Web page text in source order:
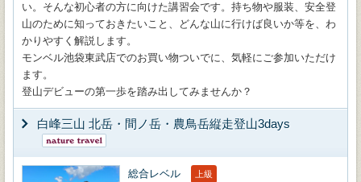
い。そんな初心者の方に向けた講習会です。持ち物や服装、安全登
山のために知っておきたいこと、どんな山に行けば良いか等を、わ
かりやすく解説します。
モンベル池袋東武店でのお買い物ついでに、気軽にご参加いただけ
ます。
登山デビューの第一歩を踏み出してみませんか？
白峰三山 北岳・間ノ岳・農鳥岳縦走登山3days
総合レベル 上級